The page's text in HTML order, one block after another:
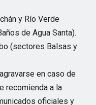
y Río Verde
de Agua Santa).
(sectores Balsas y
en caso de
recomienda a la
oficiales y